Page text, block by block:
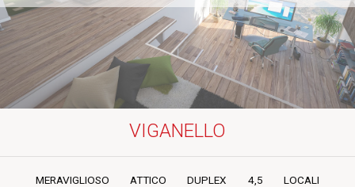
VIGANELLO
MERAVIGLIOSO ATTICO DUPLEX 4,5 LOCALI